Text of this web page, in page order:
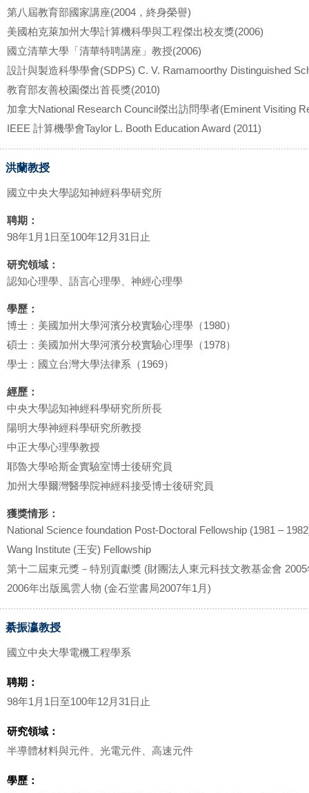
第八屆教育部國家講座(2004，終身榮譽)
美國柏克萊加州大學計算機科學與工程傑出校友獎(2006)
國立清華大學「清華特聘講座」教授(2006)
設計與製造科學學會(SDPS) C. V. Ramamoorthy Distinguished
教育部友善校園傑出首長獎(2010)
加拿大National Research Council傑出訪問學者(Eminent Visiting
IEEE 計算機學會Taylor L. Booth Education Award (2011)
洪蘭教授
國立中央大學認知神經科學研究所
聘期：
98年1月1日至100年12月31日止
研究領域：
認知心理學、語言心理學、神經心理學
學歷：
博士：美國加州大學河濱分校實驗心理學（1980）
碩士：美國加州大學河濱分校實驗心理學（1978）
學士：國立台灣大學法律系（1969）
經歷：
中央大學認知神經科學研究所所長
陽明大學神經科學研究所教授
中正大學心理學教授
耶魯大學哈斯金實驗室博士後研究員
加州大學爾灣醫學院神經科接受博士後研究員
獲獎情形：
National Science foundation Post-Doctoral Fellowship (1981 –
Wang Institute (王安) Fellowship
第十二屆東元獎－特別貢獻獎 (財團法人東元科技文教基金會
2006年出版風雲人物 (金石堂書局2007年1月)
綦振瀛教授
國立中央大學電機工程學系
聘期：
98年1月1日至100年12月31日止
研究領域：
半導體材料與元件、光電元件、高速元件
學歷：